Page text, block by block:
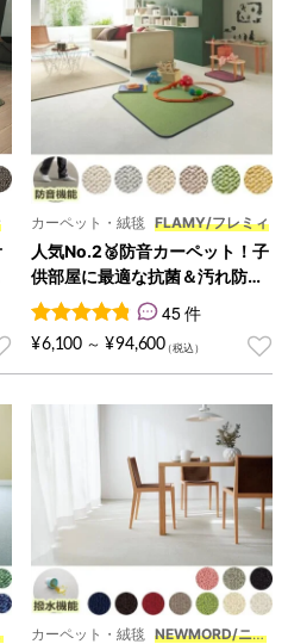
階評価のうち、4.78点
カーペット・絨毯 FLAMY/フレミィ
人気No.2🥈防音カーペット！子
供部屋に最適な抗菌＆汚れ防止
機能『FLAMY/フレミィ』
45
件の利用者評価に基づく5段
45 件
¥6,100 ～ ¥94,600
カーペット・絨毯 NEWMORD/ニュ